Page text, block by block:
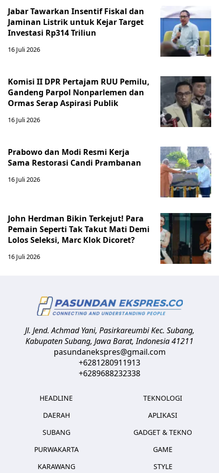
Jabar Tawarkan Insentif Fiskal dan
Jaminan Listrik untuk Kejar Target
Investasi Rp314 Triliun
16 Juli 2026
Komisi II DPR Pertajam RUU Pemilu,
Gandeng Parpol Nonparlemen dan
Ormas Serap Aspirasi Publik
16 Juli 2026
Prabowo dan Modi Resmi Kerja
Sama Restorasi Candi Prambanan
16 Juli 2026
John Herdman Bikin Terkejut! Para
Pemain Seperti Tak Takut Mati Demi
Lolos Seleksi, Marc Klok Dicoret?
16 Juli 2026
Jl. Jend. Achmad Yani, Pasirkareumbi Kec. Subang,
Kabupaten Subang, Jawa Barat,Indonesia41211
pasundanekspres@gmail.com
+6281280911913
+6289688232338
HEADLINE
DAERAH
SUBANG
PURWAKARTA
KARAWANG
TEKNOLOGI
APLIKASI
GADGET & TEKNO
GAME
STYLE